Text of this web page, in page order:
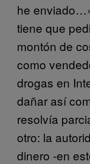
he
tiene que
montón de
como
drogas en
dañar así
resolvía
otro: la
dinero -en